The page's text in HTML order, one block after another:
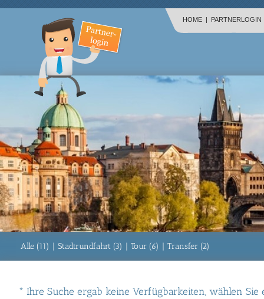
HOME | PARTNERLOGIN
Alle (11) | Stadtrundfahrt (3) | Tour (6) | Transfer (2)
* Ihre Suche ergab keine Verfügbarkeiten, wählen